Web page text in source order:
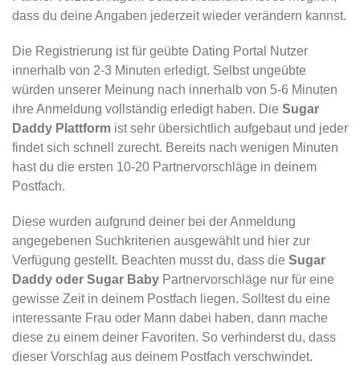
dass du deine Angaben jederzeit wieder verändern kannst.
Die Registrierung ist für geübte Dating Portal Nutzer
innerhalb von 2-3 Minuten erledigt. Selbst ungeübte
würden unserer Meinung nach innerhalb von 5-6 Minuten
ihre Anmeldung vollständig erledigt haben. Die Sugar
Daddy Plattform ist sehr übersichtlich aufgebaut und jeder
findet sich schnell zurecht. Bereits nach wenigen Minuten
hast du die ersten 10-20 Partnervorschläge in deinem
Postfach.
Diese wurden aufgrund deiner bei der Anmeldung
angegebenen Suchkriterien ausgewählt und hier zur
Verfügung gestellt. Beachten musst du, dass die Sugar
Daddy oder Sugar Baby Partnervorschläge nur für eine
gewisse Zeit in deinem Postfach liegen. Solltest du eine
interessante Frau oder Mann dabei haben, dann mache
diese zu einem deiner Favoriten. So verhinderst du, dass
dieser Vorschlag aus deinem Postfach verschwindet.